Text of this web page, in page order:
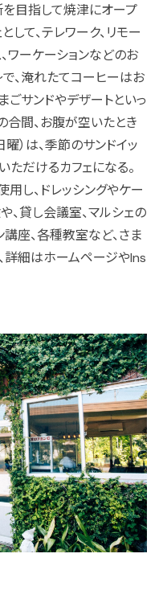
を目指して焼津にオープ
して、テレワーク、リモー
、ワーケーションなどのお
、淹れたてコーヒーはお
サンドやデザートといっ
合間、お腹が空いたとき
曜）は、季節のサンドイッ
ただけるカフェになる。
し、ドレッシングやケー
、貸し会議室、マルシェの
講座、各種教室など、さま
詳細はホームページやIns